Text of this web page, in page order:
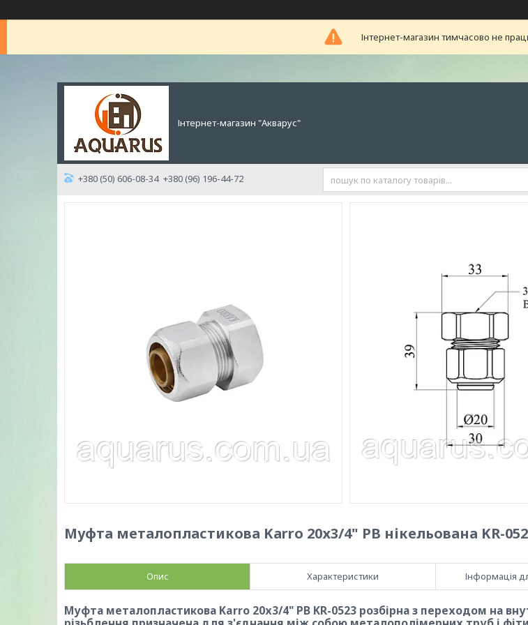
Інтернет-магазин тимчасово не
Інтернет-магазин "Акварус"
+380 (50) 606-08-34 +380 (96) 196-44-72
Муфта металопластикова Karro 20х3/4" РВ нікельована KR-
Опис Характеристики Інформація
Муфта металопластикова Karro 20х3/4" РВ KR-0523 розбірна з переходом на